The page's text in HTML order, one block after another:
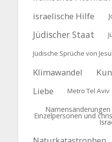
israelische Hilfe
Jüdischer Staat
Jüdische Sprüche von
Klimawandel
Liebe Metro Tel Aviv
Einzelpersonen und